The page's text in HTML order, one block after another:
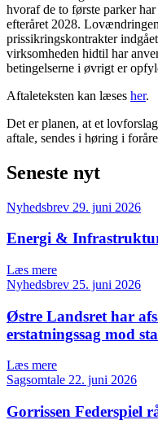
hvoraf de to første parker
efteråret 2028.
prissikringskontrakter
virksomheden hidtil har
betingelserne i øvrigt er
Aftaleteksten kan læses her.
Det er planen, at et
aftale, sendes i høring i
Seneste nyt
Nyhedsbrev 29. juni 2026
Energi &
Læs mere
Nyhedsbrev 25. juni 2026
Østre Landsret har
erstatningssag mod
Læs mere
Sagsomtale 22. juni 2026
Gorrissen Federspiel